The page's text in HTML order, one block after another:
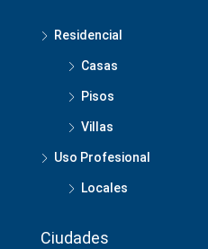
Residencial
Casas
Pisos
Villas
Uso Profesional
Locales
Ciudades